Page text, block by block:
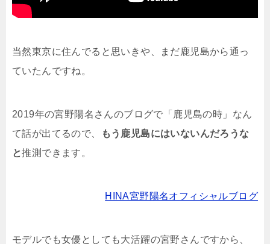
当然東京に住んでると思いきや、まだ鹿児島から通っ
ていたんですね。
2019年の宮野陽名さんのブログで「鹿児島の時」なん
て話が出てるので、
もう鹿児島にはいないんだろうな
と推測できます。
HINA宮野陽名オフィシャルブログ
モデルでも女優としても大活躍の宮野さんですから、